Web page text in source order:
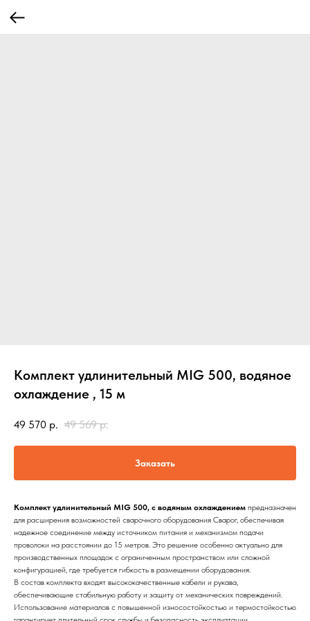
Комплект удлинительный MIG 500, водяное
охлаждение , 15 м
49 570 р. 49 569 р.
Заказать
Комплект удлинительный MIG 500, с водяным охлаждением предназначен
для расширения возможностей сварочного оборудования Сварог, обеспечивая
надежное соединение между источником питания и механизмом подачи
проволоки на расстоянии до 15 метров. Это решение особенно актуально для
производственных площадок с ограниченным пространством или сложной
конфигурацией, где требуется гибкость в размещении оборудования.
В состав комплекта входят высококачественные кабели и рукава,
обеспечивающие стабильную работу и защиту от механических повреждений.
Использование материалов с повышенной износостойкостью и термостойкостью